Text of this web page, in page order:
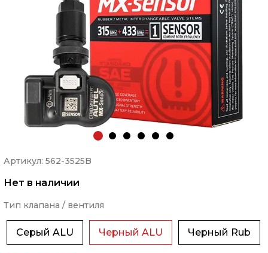
Артикул: 562-3525B
Нет в наличии
Тип клапана / вентиля
Серый ALU Черный ALU Черный Rub